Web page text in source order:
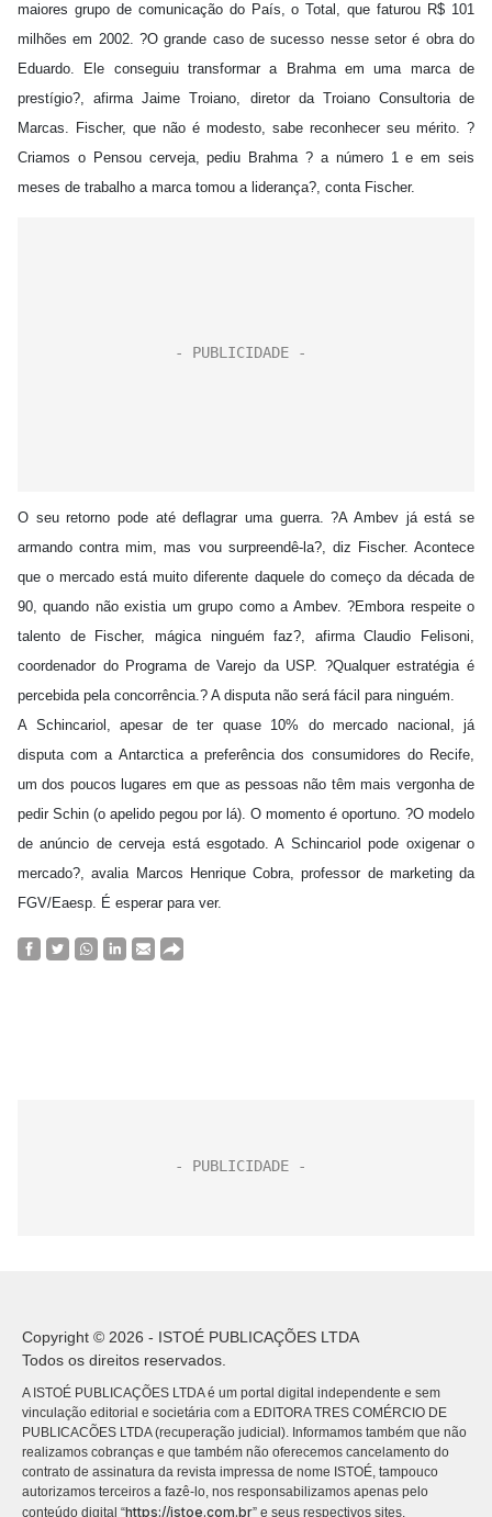
maiores grupo de comunicação do País, o Total, que faturou R$ 101
milhões em 2002. ?O grande caso de sucesso nesse setor é obra do
Eduardo. Ele conseguiu transformar a Brahma em uma marca de
prestígio?, afirma Jaime Troiano, diretor da Troiano Consultoria de
Marcas. Fischer, que não é modesto, sabe reconhecer seu mérito. ?
Criamos o Pensou cerveja, pediu Brahma ? a número 1 e em seis
meses de trabalho a marca tomou a liderança?, conta Fischer.
O seu retorno pode até deflagrar uma guerra. ?A Ambev já está se
armando contra mim, mas vou surpreendê-la?, diz Fischer. Acontece
que o mercado está muito diferente daquele do começo da década de
90, quando não existia um grupo como a Ambev. ?Embora respeite o
talento de Fischer, mágica ninguém faz?, afirma Claudio Felisoni,
coordenador do Programa de Varejo da USP. ?Qualquer estratégia é
percebida pela concorrência.? A disputa não será fácil para ninguém.
A Schincariol, apesar de ter quase 10% do mercado nacional, já
disputa com a Antarctica a preferência dos consumidores do Recife,
um dos poucos lugares em que as pessoas não têm mais vergonha de
pedir Schin (o apelido pegou por lá). O momento é oportuno. ?O modelo
de anúncio de cerveja está esgotado. A Schincariol pode oxigenar o
mercado?, avalia Marcos Henrique Cobra, professor de marketing da
FGV/Eaesp. É esperar para ver.
Copyright © 2026 - ISTOÉ PUBLICAÇÕES LTDA
Todos os direitos reservados.
A ISTOÉ PUBLICAÇÕES LTDA é um portal digital independente e sem
vinculação editorial e societária com a EDITORA TRES COMÉRCIO DE
PUBLICACÕES LTDA (recuperação judicial). Informamos também que não
realizamos cobranças e que também não oferecemos cancelamento do
contrato de assinatura da revista impressa de nome ISTOÉ, tampouco
autorizamos terceiros a fazê-lo, nos responsabilizamos apenas pelo
conteúdo digital “https://istoe.com.br” e seus respectivos sites.